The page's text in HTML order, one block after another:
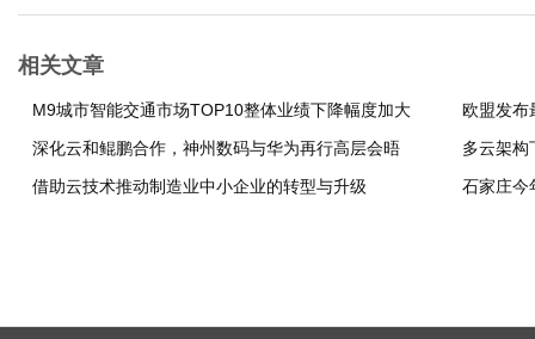
相关文章
M9城市智能交通市场TOP10整体业绩下降幅度加大
欧盟发布
深化云和鲲鹏合作，神州数码与华为再行高层会晤
借助云技术推动制造业中小企业的转型与升级
石家庄今